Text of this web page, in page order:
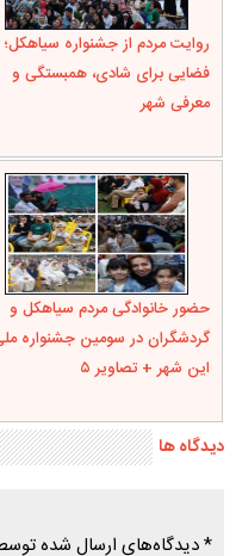
روایت مردم از جشنواره سیاهکل؛
فضایی برای شادی، همبستگی و
معرفی شهر
حضور خانوادگی مردم سیاهکل و
گردشگران در سومین جشنواره
این شهر + تصاویر ۵
دیدگاه ها